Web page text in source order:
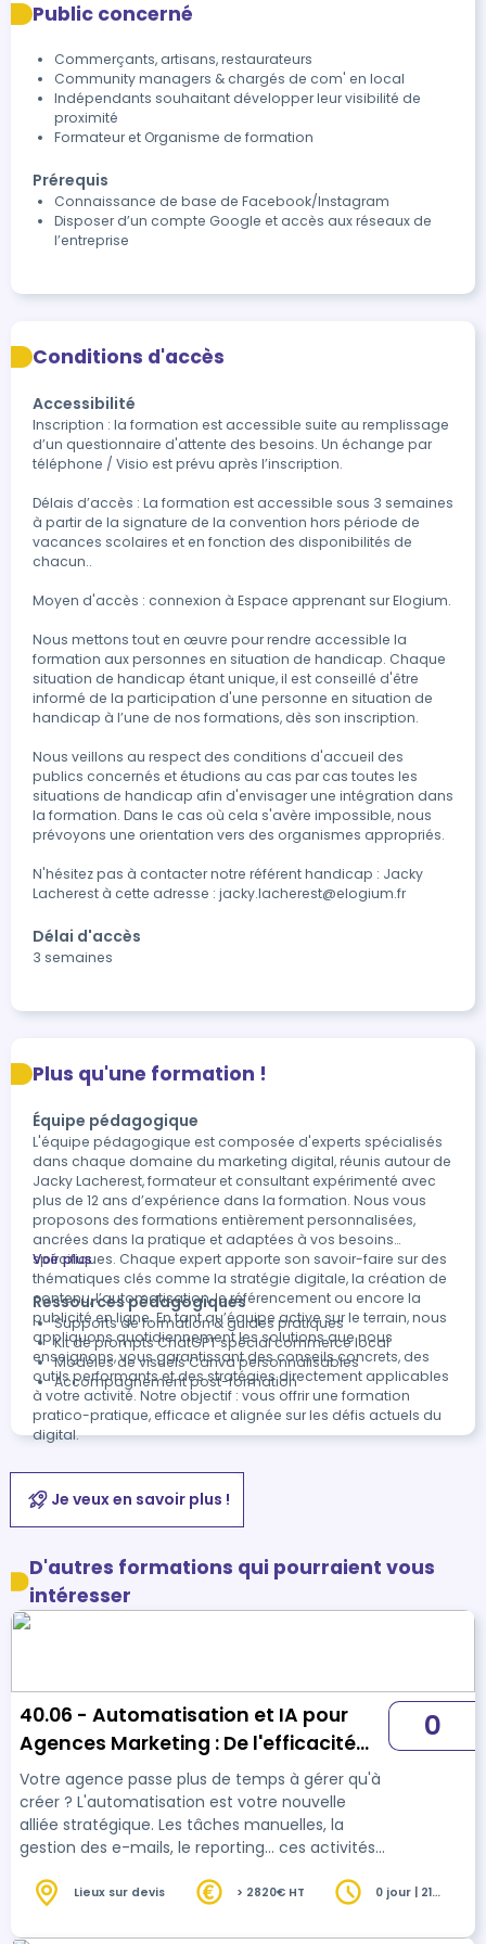
Public concerné
Commerçants, artisans, restaurateurs
Community managers & chargés de com' en local
Indépendants souhaitant développer leur visibilité de
proximité
Formateur et Organisme de formation
Prérequis
Connaissance de base de Facebook/Instagram
Disposer d’un compte Google et accès aux réseaux de
l’entreprise
Conditions d'accès
Accessibilité
Inscription : la formation est accessible suite au remplissage
d’un questionnaire d'attente des besoins. Un échange par
téléphone / Visio est prévu après l’inscription.
Délais d’accès : La formation est accessible sous 3 semaines
à partir de la signature de la convention hors période de
vacances scolaires et en fonction des disponibilités de
chacun..
Moyen d'accès : connexion à Espace apprenant sur Elogium.
Nous mettons tout en œuvre pour rendre accessible la
formation aux personnes en situation de handicap. Chaque
situation de handicap étant unique, il est conseillé d'être
informé de la participation d'une personne en situation de
handicap à l’une de nos formations, dès son inscription.
Nous veillons au respect des conditions d'accueil des
publics concernés et étudions au cas par cas toutes les
situations de handicap afin d'envisager une intégration dans
la formation. Dans le cas où cela s'avère impossible, nous
prévoyons une orientation vers des organismes appropriés.
N'hésitez pas à contacter notre référent handicap : Jacky
Lacherest à cette adresse : jacky.lacherest@elogium.fr
Délai d'accès
3 semaines
Plus qu'une formation !
Équipe pédagogique
L'équipe pédagogique est composée d'experts spécialisés
dans chaque domaine du marketing digital, réunis autour de
Jacky Lacherest, formateur et consultant expérimenté avec
plus de 12 ans d’expérience dans la formation. Nous vous
proposons des formations entièrement personnalisées,
ancrées dans la pratique et adaptées à vos besoins
spécifiques. Chaque expert apporte son savoir-faire sur des
thématiques clés comme la stratégie digitale, la création de
contenu, l’automatisation, le référencement ou encore la
publicité en ligne. En tant qu’équipe active sur le terrain, nous
appliquons quotidiennement les solutions que nous
enseignons, vous garantissant des conseils concrets, des
outils performants et des stratégies directement applicables
à votre activité. Notre objectif : vous offrir une formation
pratico-pratique, efficace et alignée sur les défis actuels du
digital.
Voir plus
Ressources pédagogiques
Supports de formation & guides pratiques
Kit de prompts ChatGPT spécial commerce local
Modèles de visuels Canva personnalisables
Accompagnement post-formation
Je veux en savoir plus !
D'autres formations qui pourraient vous
intéresser
40.06 - Automatisation et IA pour
Agences Marketing : De l'efficacité
interne à la nouvelle offre de service
Votre agence passe plus de temps à gérer qu'à
créer ? L'automatisation est votre nouvelle
alliée stratégique. Les tâches manuelles, la
gestion des e-mails, le reporting... ces activités
rentabilité. Pendant ce temps, vos clients eux-
efficaces. Et si vous pouviez résoudre ces deux
0
Lieux sur devis > 2820€ HT
0 jour | 21